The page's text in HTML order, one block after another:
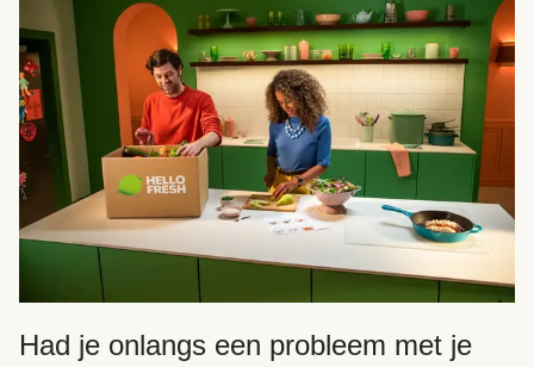
Had je onlangs een probleem met je